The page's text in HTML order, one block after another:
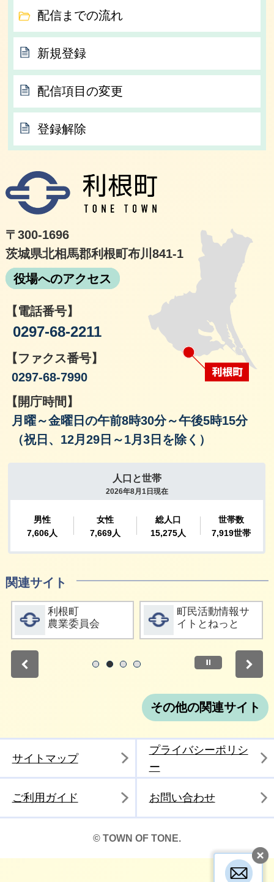
配信までの流れ
新規登録
配信項目の変更
登録解除
〒300-1696
茨城県北相馬郡利根町布川841-1
役場へのアクセス
【電話番号】
0297-68-2211
【ファクス番号】
0297-68-7990
【開庁時間】
月曜～金曜日の午前8時30分～午後5時15分
（祝日、12月29日～1月3日を除く）
関連サイト
詳細をみる
利根町
農業委員会
詳細をみる
町民活動情報サ
イトとねっと
停止
その他の関連サイト
サイトマップ
プライバシーポリシ
ー
ご利用ガイド お問い合わせ
© TOWN OF TONE.